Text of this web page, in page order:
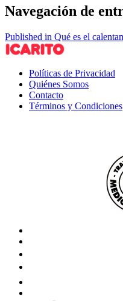
Navegación de
Published in Qué es el
Políticas de Privacidad
Quiénes Somos
Contacto
Términos y Condiciones